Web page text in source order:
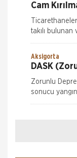
Cam
takılı
kapı, tezgah,
Aksigorta
DASK
Zorunlu
sonucu
sigortalı
Ferdi
ONLİNE
Trafik